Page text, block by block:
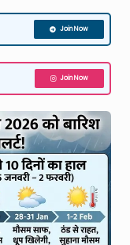
Join Now
Join Now